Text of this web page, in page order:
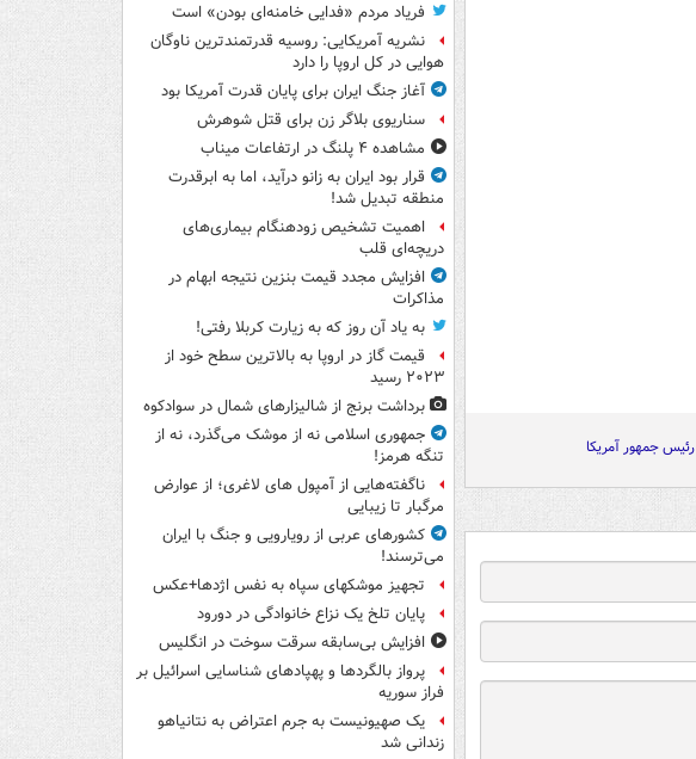
رئیس جمهور آمریکا
فریاد مردم «فدایی خامنه‌ای بودن» است
نشریه آمریکایی: روسیه قدرتمندترین ناوگان
هوایی در کل اروپا را دارد
آغاز جنگ ایران برای پایان قدرت آمریکا بود
سناریوی بلاگر زن برای قتل شوهرش
مشاهده ۴ پلنگ در ارتفاعات میناب
قرار بود ایران به زانو درآید، اما به ابرقدرت
منطقه تبدیل شد!
اهمیت تشخیص زودهنگام بیماری‌های
دریچه‌ای قلب
افزایش مجدد قیمت بنزین نتیجه ابهام در
مذاکرات
به یاد آن روز که به زیارت کربلا رفتی!
قیمت گاز در اروپا به بالاترین سطح خود از
۲۰۲۳ رسید
برداشت برنج از شالیزارهای شمال در سوادکوه
جمهوری اسلامی نه از موشک می‌گذرد، نه از
تنگه هرمز!
ناگفته‌هایی از آمپول های لاغری؛ از عوارض
مرگبار تا زیبایی
کشورهای عربی از رویارویی و جنگ با ایران
می‌ترسند!
تجهیز موشکهای سپاه به نفس اژدها+عکس
پایان تلخ یک نزاع خانوادگی در دورود
افزایش بی‌سابقه سرقت سوخت در انگلیس
پرواز بالگردها و پهپادهای شناسایی اسرائیل بر
فراز سوریه
یک صهیونیست به جرم اعتراض به نتانیاهو
زندانی شد